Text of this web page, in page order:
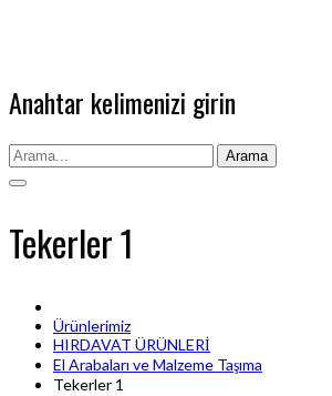
Anahtar kelimenizi girin
Arama
Tekerler 1
Ürünlerimiz
HIRDAVAT ÜRÜNLERİ
El Arabaları ve Malzeme Taşıma
Tekerler 1